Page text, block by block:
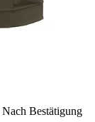
Nach Bestätigung